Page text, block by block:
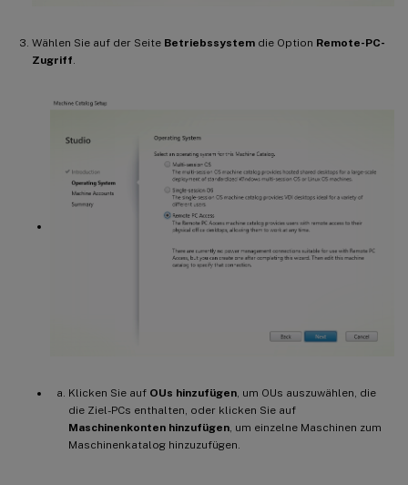
Wählen Sie auf der Seite Betriebssystem die Option Remote-PC-
Zugriff.
Klicken Sie auf OUs hinzufügen, um OUs auszuwählen, die
die Ziel-PCs enthalten, oder klicken Sie auf
Maschinenkonten hinzufügen, um einzelne Maschinen zum
Maschinenkatalog hinzuzufügen.